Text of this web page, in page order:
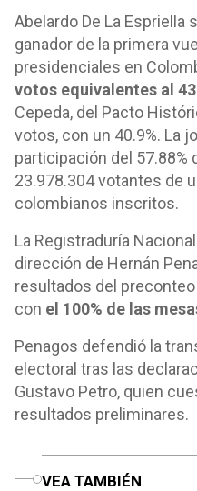
Abelardo De La Espriella
ganador de la primera
presidenciales en
votos equivalentes al
Cepeda, del Pacto
votos, con un 40.9%. La
participación del 57.88%
23.978.304 votantes de
colombianos inscritos.
La Registraduría
dirección de Hernán
resultados del
con el 100% de las
Penagos defendió la
electoral tras las
Gustavo Petro, quien
resultados preliminares.
VEA TAMBIÉN